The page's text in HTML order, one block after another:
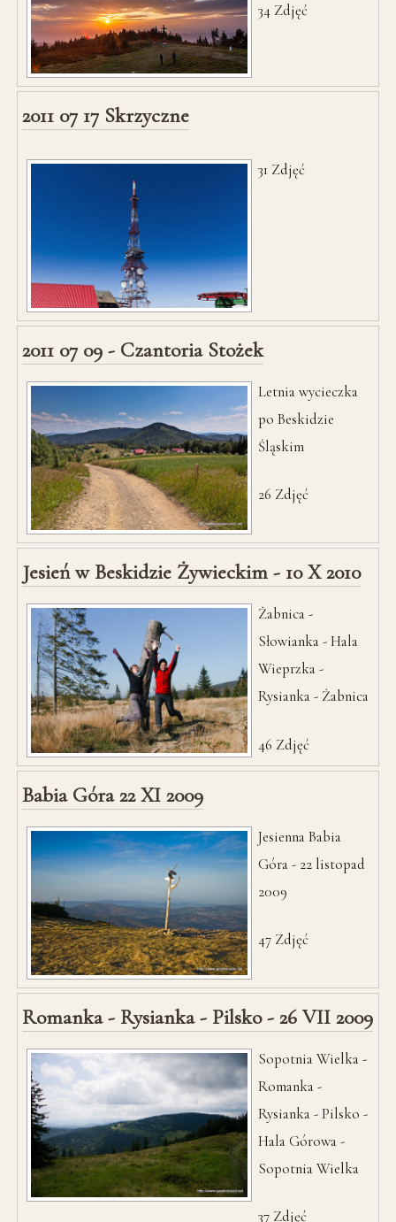
34 Zdjęć
2011 07 17 Skrzyczne
31 Zdjęć
2011 07 09 - Czantoria Stożek
Letnia wycieczka
po Beskidzie
Śląskim
26 Zdjęć
Jesień w Beskidzie Żywieckim - 10 X 2010
Żabnica -
Słowianka - Hala
Wieprzka -
Rysianka - Żabnica
46 Zdjęć
Babia Góra 22 XI 2009
Jesienna Babia
Góra - 22 listopad
2009
47 Zdjęć
Romanka - Rysianka - Pilsko - 26 VII 2009
Sopotnia Wielka -
Romanka -
Rysianka - Pilsko -
Hala Górowa -
Sopotnia Wielka
37 Zdjęć